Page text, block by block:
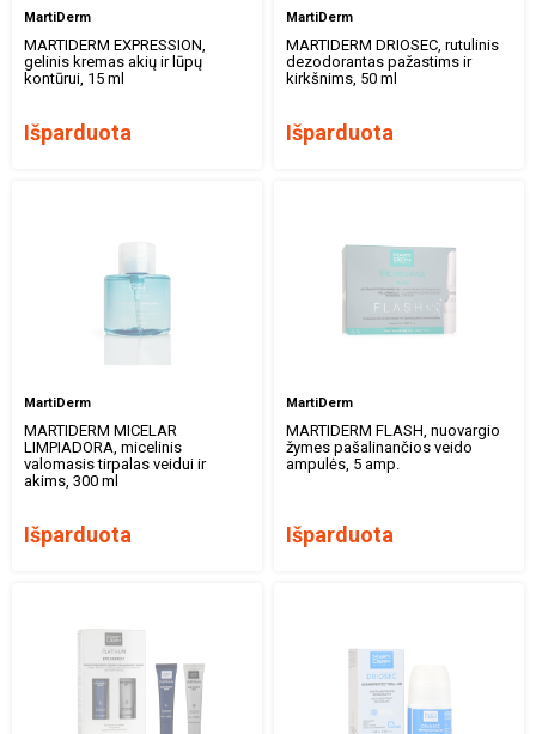
MartiDerm
MARTIDERM EXPRESSION,
gelinis kremas akių ir lūpų
kontūrui, 15 ml
Išparduota
MartiDerm
MARTIDERM DRIOSEC, rutulinis
dezodorantas pažastims ir
kirkšnims, 50 ml
Išparduota
MartiDerm
MARTIDERM MICELAR
LIMPIADORA, micelinis
valomasis tirpalas veidui ir
akims, 300 ml
Išparduota
MartiDerm
MARTIDERM FLASH, nuovargio
žymes pašalinančios veido
ampulės, 5 amp.
Išparduota